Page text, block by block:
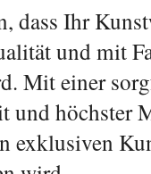
dass Ihr
und mit
Mit einer
und höchster
exklusiven